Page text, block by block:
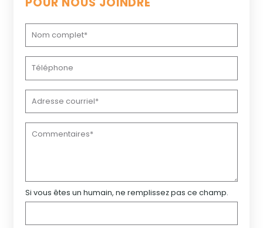
Si vous êtes un humain, ne remplissez pas ce champ.